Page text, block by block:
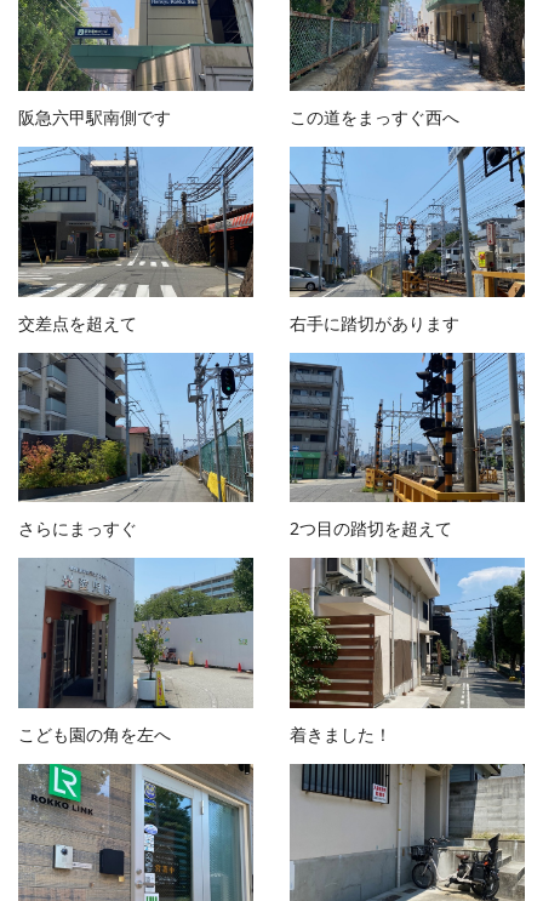
阪急六甲駅南側です この道をまっすぐ西へ
交差点を超えて 右手に踏切があります
さらにまっすぐ 2つ目の踏切を超えて
こども園の角を左へ 着きました！